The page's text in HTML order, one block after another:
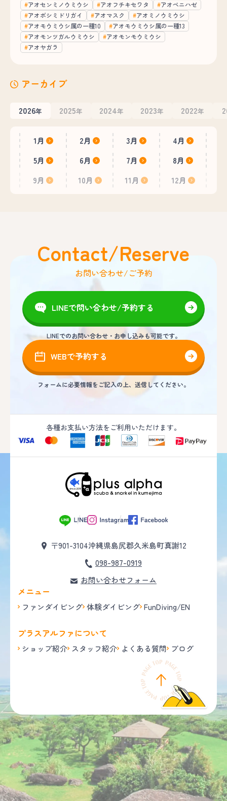
アオセンミノウミウシ
アオフチキセワタ
アオベニハゼ
アオボシミドリガイ
アオマスク
アオミノウミウシ
アオモウミウシ属の一種10
アオモウミウシ属の一種13
アオモンツガルウミウシ
アオモンモウミウシ
アオヤガラ
アーカイブ
2026年 2025年 2024年 2023年 2022年
1月 2月 3月
4月
5月
6月 7月
8月
9月
10月 11月 12月
Contact/Reserve
お問い合わせ/ご予約
LINEで問い合わせ/予約する
LINEでのお問い合わせ・お申し込みも可能です。
WEBで予約する
フォームに必要情報をご記入の上、送信してください。
各種お支払い方法をご利用いただけます。
〒901-3104沖縄県島尻郡久米島町真謝12
098-987-0919
お問い合わせフォーム
メニュー
ファンダイビング 体験ダイビング FunDiving/EN
プラスアルファについて
ショップ紹介 スタッフ紹介 よくある質問 ブログ